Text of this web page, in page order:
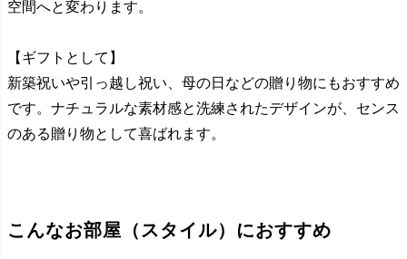
空間へと変わります。
【ギフトとして】
新築祝いや引っ越し祝い、母の日などの贈り物にもおすすめ
です。ナチュラルな素材感と洗練されたデザインが、センス
のある贈り物として喜ばれます。
こんなお部屋（スタイル）におすすめ